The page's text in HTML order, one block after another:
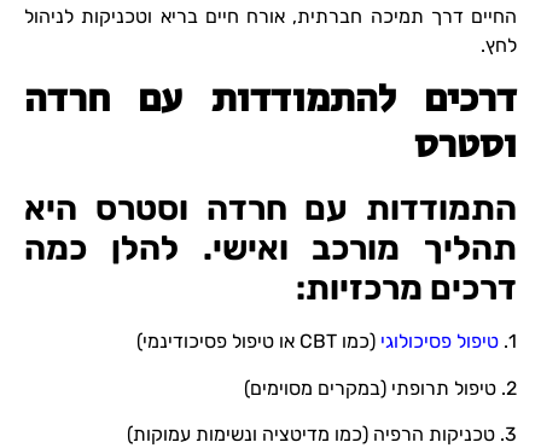
החיים דרך תמיכה חברתית, אורח חיים בריא וטכניקות לניהול
לחץ.
דרכים להתמודדות עם חרדה
וסטרס
התמודדות עם חרדה וסטרס היא
תהליך מורכב ואישי. להלן כמה
דרכים מרכזיות:
1. טיפול פסיכולוגי (כמו CBT או טיפול פסיכודינמי)
2. טיפול תרופתי (במקרים מסוימים)
3. טכניקות הרפיה (כמו מדיטציה ונשימות עמוקות)